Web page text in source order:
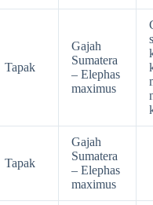
Tapak
Gajah
Sumatera
– Elephas
maximus
Tapak
Gajah
Sumatera
– Elephas
maximus